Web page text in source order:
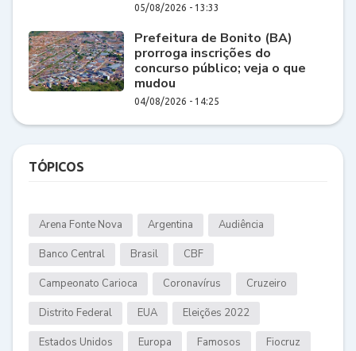
05/08/2026 - 13:33
Prefeitura de Bonito (BA)
prorroga inscrições do
concurso público; veja o que
mudou
04/08/2026 - 14:25
TÓPICOS
Arena Fonte Nova Argentina Audiência
Banco Central Brasil CBF
Campeonato Carioca Coronavírus Cruzeiro
Distrito Federal EUA Eleições 2022
Estados Unidos Europa Famosos Fiocruz